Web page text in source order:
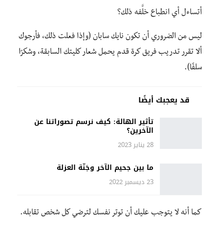
أتساءل أي انطباع خلَّفه ذلك؟
ليس من الضروري أن تكون نايك سابان (وإذا فعلت ذلك، فأرجوك
ألا تقرر تدريب فريق كرة قدم يحمل شعار كليتك السابقة، وشكرًا
سلفًا).
قد يعجبك أيضًا
تأثير الهالة: كيف نرسم تصوراتنا عن
الآخرين؟
28 يناير 2023
ما بين جحيم الآخر وجَنّة العزلة
23 ديسمبر 2022
كما أنه لا يتوجب عليك أن توتر نفسك لترضي كل شخص تقابله.